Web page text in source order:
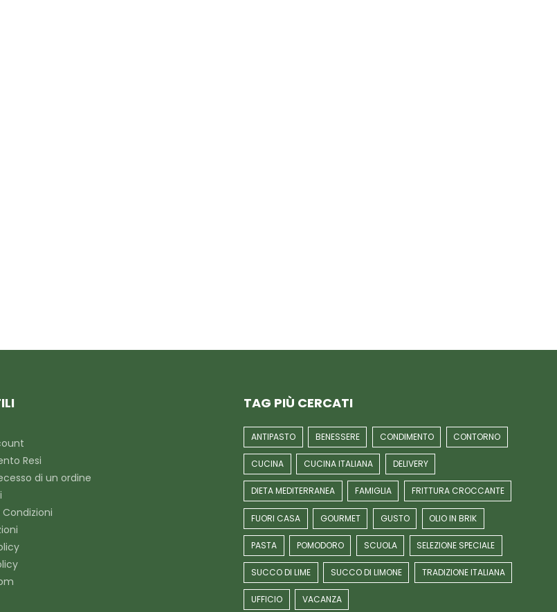
Resi
di un ordine
TAG PIÙ CERCATI
ANTIPASTO BENESSERE CONDIMENTO CONTORNO
CUCINA CUCINA ITALIANA DELIVERY
DIETA MEDITERRANEA FAMIGLIA FRITTURA CROCCANTE
FUORI CASA GOURMET GUSTO OLIO IN BRIK
PASTA POMODORO SCUOLA SELEZIONE SPECIALE
SUCCO DI LIME SUCCO DI LIMONE TRADIZIONE ITALIANA
UFFICIO VACANZA